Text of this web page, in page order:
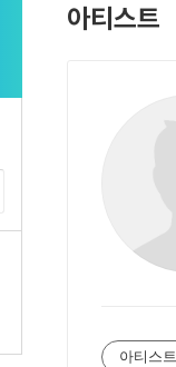
아티스트
아티스